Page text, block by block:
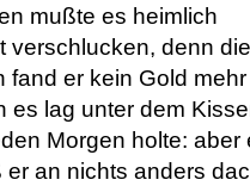
mußte es heimlich
verschlucken, denn
fand er kein Gold
es lag unter dem
Morgen holte: aber
an nichts anders